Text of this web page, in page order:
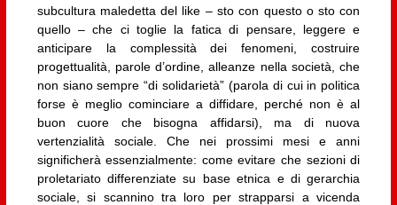
subcultura maledetta del like – sto con questo o sto con
quello – che ci toglie la fatica di pensare, leggere e
anticipare la complessità dei fenomeni, costruire
progettualità, parole d’ordine, alleanze nella società, che
non siano sempre “di solidarietà” (parola di cui in politica
forse è meglio cominciare a diffidare, perché non è al
buon cuore che bisogna affidarsi), ma di nuova
vertenzialità sociale. Che nei prossimi mesi e anni
significherà essenzialmente: come evitare che sezioni di
proletariato differenziate su base etnica e di gerarchia
sociale, si scannino tra loro per strapparsi a vicenda